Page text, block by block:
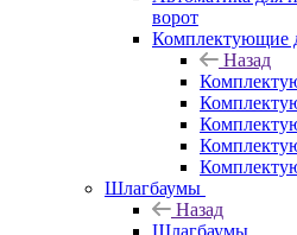
ворот
Комплектующие
Назад
Шлагбаумы
Назад
Шлагбаумы